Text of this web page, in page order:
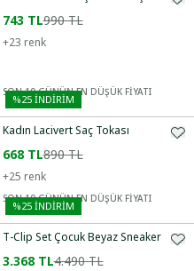
743 TL990 TL
+23 renk
SON 10 GÜNÜN EN DÜŞÜK FİYATI
%25İNDİRİM
Kadın Lacivert Saç Tokası
668 TL890 TL
+25 renk
SON 10 GÜNÜN EN DÜŞÜK FİYATI
%25İNDİRİM
T-Clip Set Çocuk Beyaz Sneaker
3.368 TL4.490 TL